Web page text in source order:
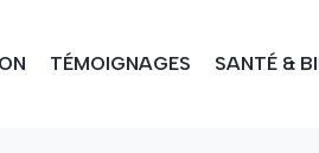
TÉMOIGNAGES SANTÉ &